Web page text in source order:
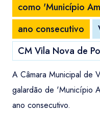
como 'Município
ano consecutivo
CM Vila Nova de
A Câmara Municipal de
galardão de 'Município
ano consecutivo.